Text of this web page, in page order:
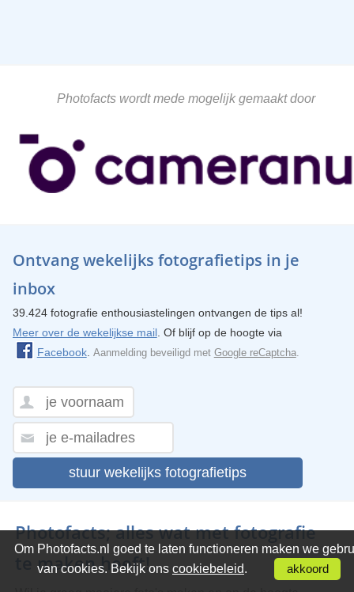
Photofacts wordt mede mogelijk gemaakt door
Ontvang wekelijks fotografietips in je
inbox
39.424 fotografie enthousiastelingen ontvangen de tips al!
Meer over de wekelijkse mail. Of blijf op de hoogte via
Facebook. Aanmelding beveiligd met Google reCaptcha.
stuur wekelijks fotografietips
Photofacts; alles wat met fotografie
te maken heeft!
Om Photofacts.nl goed te laten functioneren maken we
van cookies. Bekijk ons cookiebeleid. akkoord